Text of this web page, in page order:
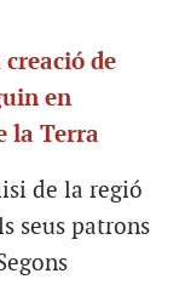
de
en
la Terra
de la regió
seus patrons